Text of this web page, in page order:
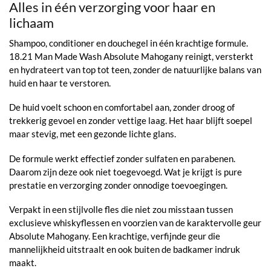
Alles in één verzorging voor haar en
lichaam
Shampoo, conditioner en douchegel in één krachtige formule.
18.21 Man Made Wash Absolute Mahogany reinigt, versterkt
en hydrateert van top tot teen, zonder de natuurlijke balans van
huid en haar te verstoren.
De huid voelt schoon en comfortabel aan, zonder droog of
trekkerig gevoel en zonder vettige laag. Het haar blijft soepel
maar stevig, met een gezonde lichte glans.
De formule werkt effectief zonder sulfaten en parabenen.
Daarom zijn deze ook niet toegevoegd. Wat je krijgt is pure
prestatie en verzorging zonder onnodige toevoegingen.
Verpakt in een stijlvolle fles die niet zou misstaan tussen
exclusieve whiskyflessen en voorzien van de karaktervolle geur
Absolute Mahogany. Een krachtige, verfijnde geur die
mannelijkheid uitstraalt en ook buiten de badkamer indruk
maakt.